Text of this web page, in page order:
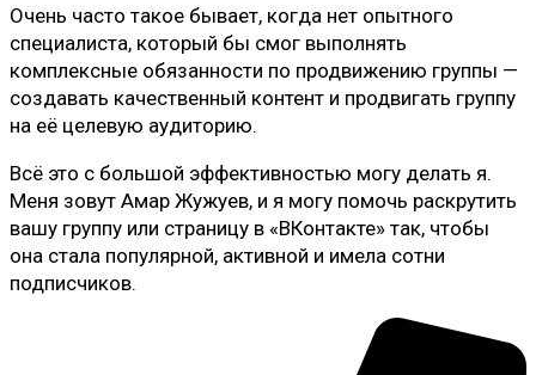
Очень часто такое бывает, когда нет опытного
специалиста, который бы смог выполнять
комплексные обязанности по продвижению группы —
создавать качественный контент и продвигать группу
на её целевую аудиторию.
Всё это с большой эффективностью могу делать я.
Меня зовут Амар Жужуев, и я могу помочь раскрутить
вашу группу или страницу в «ВКонтакте» так, чтобы
она стала популярной, активной и имела сотни
подписчиков.